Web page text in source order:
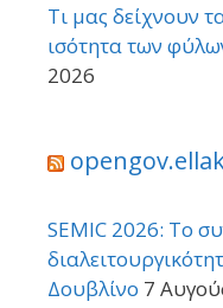
Τι μας δείχνουν
ισότητα των
2026
SEMIC 2026: Το
Δουβλίνο 7